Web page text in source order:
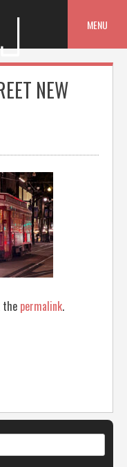
MENU
NEW
the permalink.